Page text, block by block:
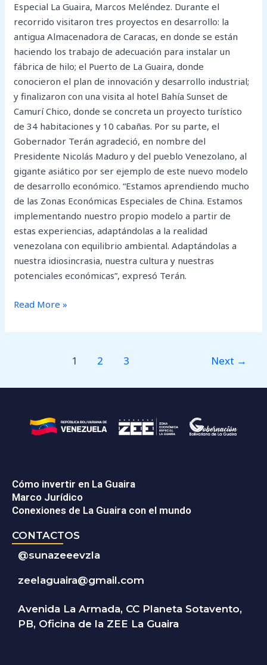
Especial La Guaira, Marcos Meléndez. Durante el
recorrido visitaron tres proyectos en desarrollo: la
antigua Almacenadora de Caracas, en donde se están
haciendo los trabajo de adecuación para instalar un
fábrica de hilo; el Puerto de La Guaira, donde
conocieron el plan de innovación y desarrollo industrial;
y finalizaron con una visita al hotel Bahía Sunset de
Camurí Chico, donde se concreta un proyecto turístico
de 34 habitaciones y 10 cabañas. Por su parte, el
Gobernador Terán agradeció, en nombre del
Presidente Nicolás Maduro y del pueblo Venezolano, al
gigante asiático por ser ejemplo de este nuevo modelo
de desarrollo económico. “Estamos aprendiendo mucho
de las Zonas Económicas Especiales de China. Estamos
implementando nuestro propio modelo a partir de
estas experiencias, adaptándolas a la realidad
venezolana con equilibrio ambiental. Adaptándolas a
nuestra idiosincrasia, nuestra cultura y nuestras
potenciales económicas”, expresó Terán.
Read More »
1 2 3 Next →
Cómo invertir en La Guaira
Marco Jurídico
Conexiones de La Guaira con el mundo
CONTACTOS
@sunazeeevzla
zeelaguaira@gmail.com
Avenida La Armada, CC Planeta Sotavento,
PB, Oficina de la ZEE La Guaira